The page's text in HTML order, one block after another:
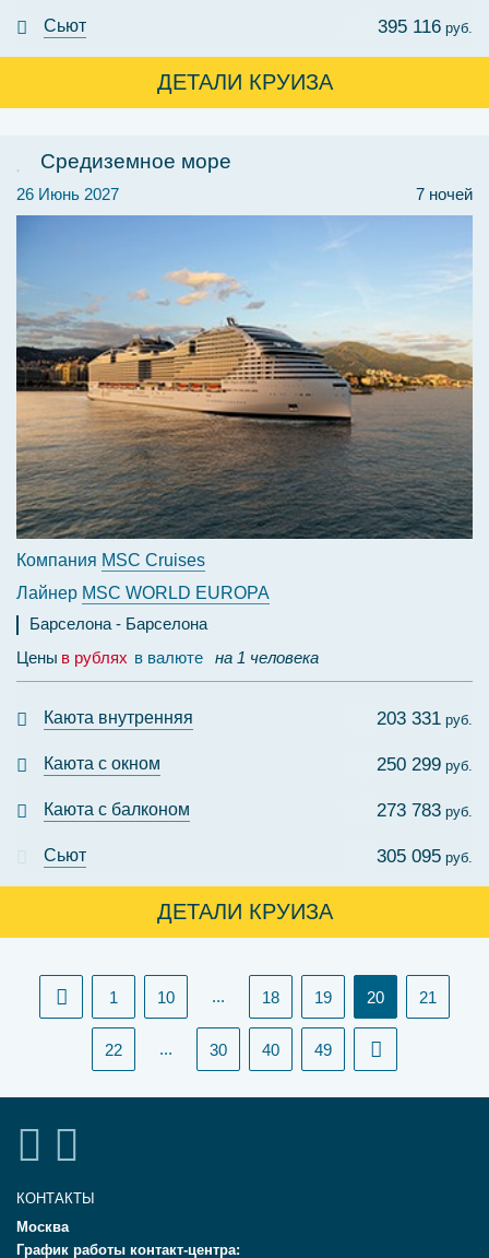
Сьют 395 116 руб.
ДЕТАЛИ КРУИЗА
Средиземное море
7 ночей
26 Июнь 2027
Компания MSC Cruises
Лайнер MSC WORLD EUROPA
Барселона
Барселона
Цены в рублях в валюте на 1 человека
Каюта внутренняя 203 331 руб.
Каюта с окном 250 299 руб.
Каюта с балконом 273 783 руб.
Сьют 305 095 руб.
ДЕТАЛИ КРУИЗА
1 10 ... 18 19 20(current)
21
22 ... 30 40 49
КОНТАКТЫ
Москва
График работы контакт-центра: